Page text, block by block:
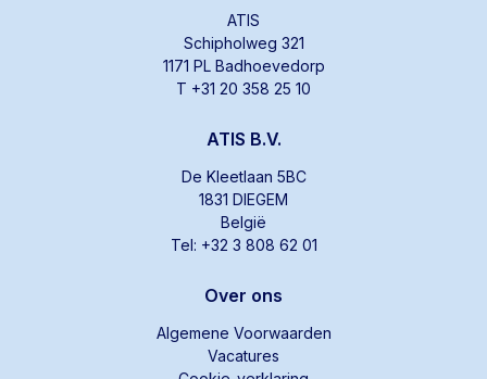
ATIS
Schipholweg 321
1171 PL Badhoevedorp
T +31 20 358 25 10
ATIS B.V.
De Kleetlaan 5BC
1831 DIEGEM
België
Tel: +32 3 808 62 01
Over ons
Algemene Voorwaarden
Vacatures